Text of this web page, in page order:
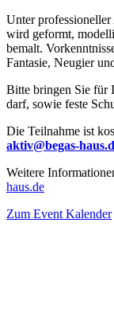
Unter
wird geformt,
bemalt.
Fantasie, Neugier
Bitte bringen Sie für
darf, sowie feste
Die Teilnahme ist
aktiv@begas-
Weitere
haus.de
Zum Event Kalender